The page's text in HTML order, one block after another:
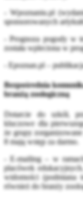
- Wpoznaniu.pl
sponsorowanych
- Prognoza pogody
została wpleciona w
- Epoznan.pl –
Bezpośrednia
branżą zoologiczną
Dotarcie do szkół,
kluczowe dla
że grupy
8 mają wstęp za darmo.
- E-mailing – w
placówek
widomości
również do branży